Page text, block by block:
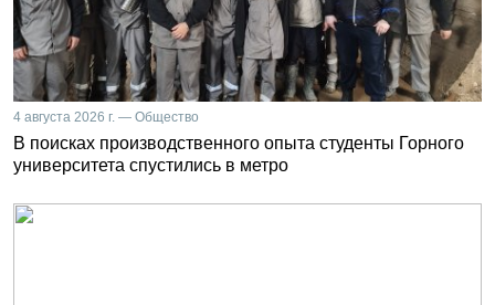
4 августа 2026 г. — Общество
В поисках производственного опыта студенты Горного
университета спустились в метро